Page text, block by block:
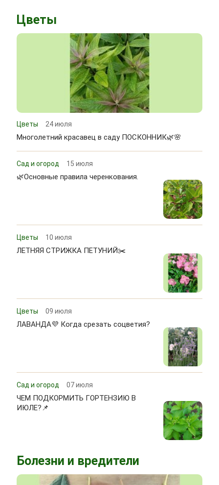
Цветы
Цветы 24 июля
Многолетний красавец в саду ПОСКОННИК🌿🌸
Сад и огород 15 июля
🌿Основные правила черенкования.
Цветы 10 июля
ЛЕТНЯЯ СТРИЖКА ПЕТУНИЙ✂️
Цветы 09 июля
ЛАВАНДА💜 Когда срезать соцветия?
Сад и огород 07 июля
ЧЕМ ПОДКОРМИТЬ ГОРТЕНЗИЮ В
ИЮЛЕ?📌
Болезни и вредители